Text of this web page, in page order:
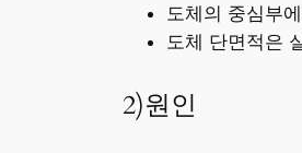
도체의 중심부
도체 단면적은
2)원인